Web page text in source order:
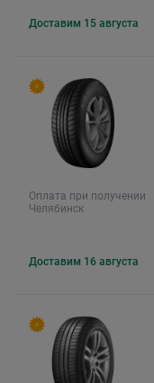
Доставим 15 августа
Оплата при получении
Челябинск
Доставим 16 августа